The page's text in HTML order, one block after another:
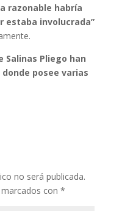
razonable habría
estaba involucrada”
Salinas Pliego han
posee varias
no será publicada.
con *